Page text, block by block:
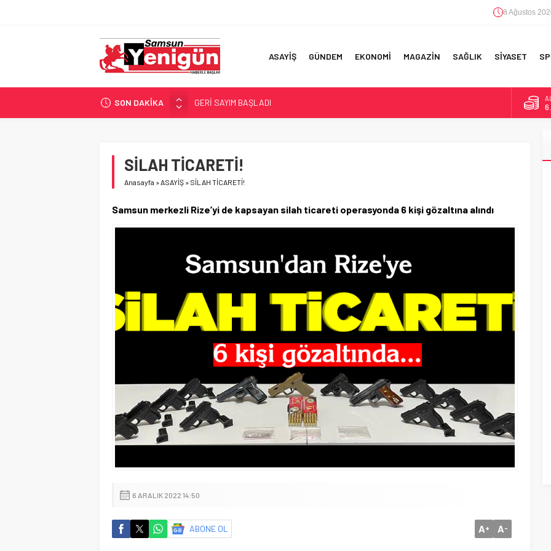
8 Ağustos
ASAYİŞ GÜNDEM EKONOMİ MAGAZİN SAĞLIK SİYASET
SON DAKİKA
GERİ SAYIM BAŞLADI
SAMSUNSPOR’DA HEDEF 5’İNCİLİK!
İŞTE FINDIK FİYATI!
YÖNETİCİ SEÇERKEN YAPILAN EN BÜYÜK HATALAR
SİLAH TİCARETİ!
Anasayfa »ASAYİŞ » SİLAH TİCARETİ!
Samsun merkezli Rize’yi de kapsayan silah ticareti operasyonda 6 kişi gözaltına alındı
6 ARALIK 2022 14:50
ABONE OL A+ A-